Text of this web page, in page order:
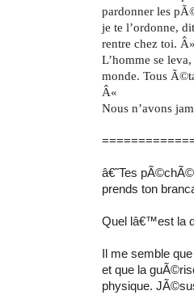
pardonner les
je te l’ordonne,
rentre chez toi. Â»
L’homme se
monde. Tous
Â«
Nous n’avons
â€˜Tes
prends ton
Quel lâ€™est la
Il me semble
et que la
physique.